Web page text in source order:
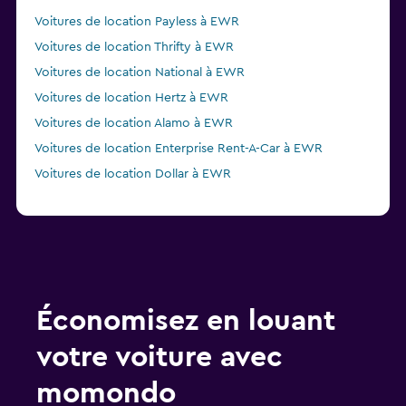
Voitures de location Payless à EWR
Voitures de location Thrifty à EWR
Voitures de location National à EWR
Voitures de location Hertz à EWR
Voitures de location Alamo à EWR
Voitures de location Enterprise Rent-A-Car à EWR
Voitures de location Dollar à EWR
Économisez en louant
votre voiture avec
momondo